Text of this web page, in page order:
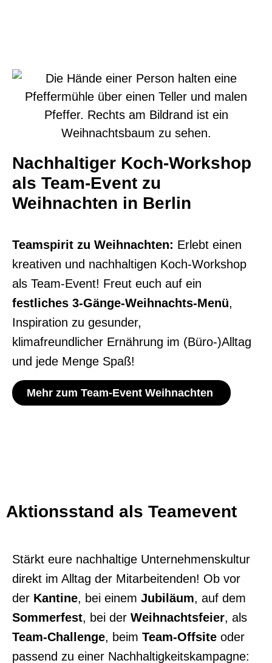
Nachhaltiger Koch-Workshop
als Team-Event zu
Weihnachten in Berlin
Teamspirit zu Weihnachten: Erlebt einen
kreativen und nachhaltigen Koch-Workshop
als Team-Event! Freut euch auf ein
festliches 3-Gänge-Weihnachts-Menü,
Inspiration zu gesunder,
klimafreundlicher Ernährung im (Büro-)Alltag​
und jede Menge Spaß!​
Mehr zum Team-Event Weihnachten ​
Aktionsstand als Teamevent​
Stärkt eure nachhaltige Unternehmenskultur
direkt im Alltag der Mitarbeitenden! Ob vor
der Kantine, bei einem Jubiläum, auf dem
Sommerfest, bei der Weihnachtsfeier, als
Team-Challenge, beim Team-Offsite oder
passend zu einer Nachhaltigkeitskampagne: